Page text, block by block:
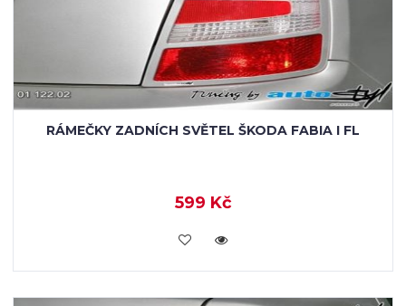
RÁMEČKY ZADNÍCH SVĚTEL ŠKODA FABIA I FL
599 Kč
KOUPIT